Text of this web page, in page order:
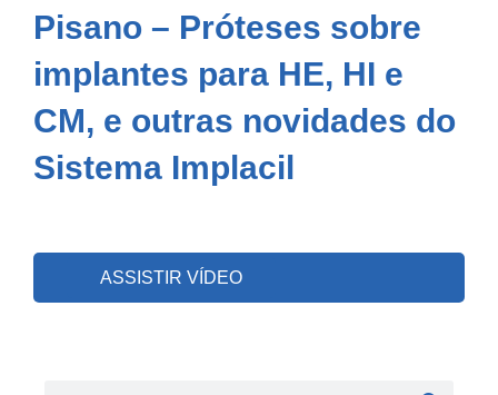
Pisano – Próteses sobre
implantes para HE, HI e
CM, e outras novidades do
Sistema Implacil
ASSISTIR VÍDEO